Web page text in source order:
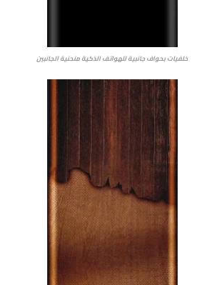
خلفيات بحواف جانبية للهواتف الذكية منحنية الجانبين